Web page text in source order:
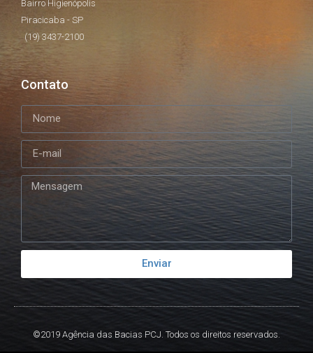
Bairro Higienópolis
Piracicaba - SP
(19) 3437-2100
Contato
Enviar
©2019 Agência das Bacias PCJ. Todos os direitos reservados.